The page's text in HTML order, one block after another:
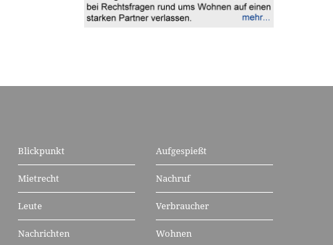
Blickpunkt
Mietrecht
Leute
Nachrichten
Aufgespießt
Nachruf
Verbraucher
Wohnen